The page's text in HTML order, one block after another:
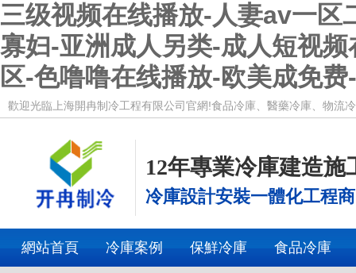
三级视频在线播放-人妻av一
寡妇-亚洲成人另类-成人短视
区-色噜噜在线播放-欧美成免
歡迎光臨上海開冉制冷工程有限公司官網!食品冷庫、醫藥冷庫、物流
12年專業冷庫建造施
冷庫設計安裝一體化工程商
網站首頁 冷庫案例 保鮮冷庫 食品冷庫